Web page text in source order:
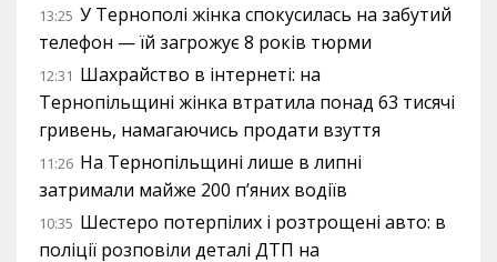
13:25 У Тернополі жінка спокусилась на забутий
телефон — їй загрожує 8 років тюрми
12:31 Шахрайство в інтернеті: на
Тернопільщині жінка втратила понад 63 тисячі
гривень, намагаючись продати взуття
11:26 На Тернопільщині лише в липні
затримали майже 200 п’яних водіїв
10:35 Шестеро потерпілих і розтрощені авто: в
поліції розповіли деталі ДТП на